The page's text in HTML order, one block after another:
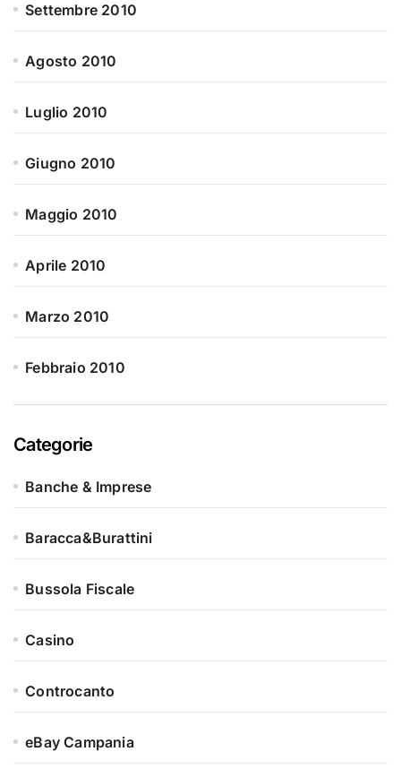
Settembre 2010
Agosto 2010
Luglio 2010
Giugno 2010
Maggio 2010
Aprile 2010
Marzo 2010
Febbraio 2010
Categorie
Banche & Imprese
Baracca&Burattini
Bussola Fiscale
Casino
Controcanto
eBay Campania